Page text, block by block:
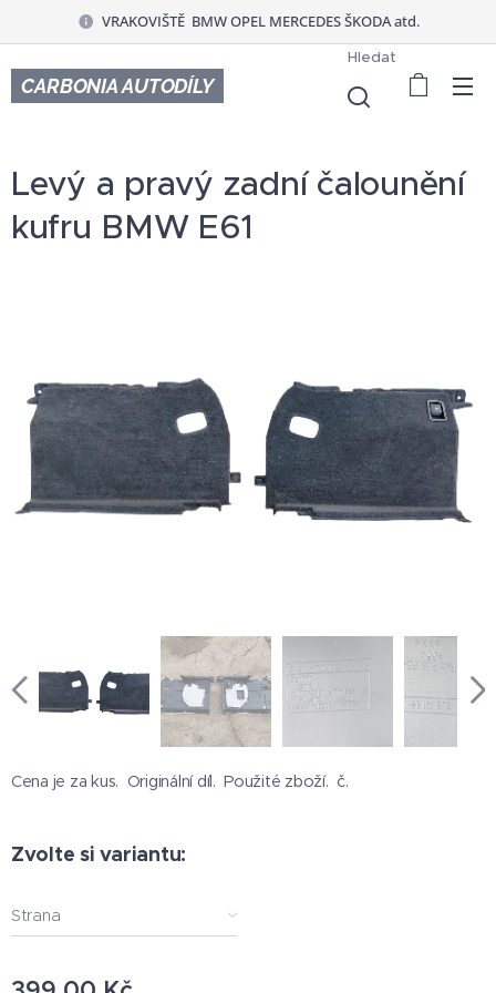
VRAKOVIŠTĚ BMW OPEL MERCEDES ŠKODA atd.
CARBONIA AUTODÍLY
Hledat
Levý a pravý zadní čalounění
kufru BMW E61
Cena je za kus. Originální díl. Použité zboží. č.
Zvolte si variantu:
Strana